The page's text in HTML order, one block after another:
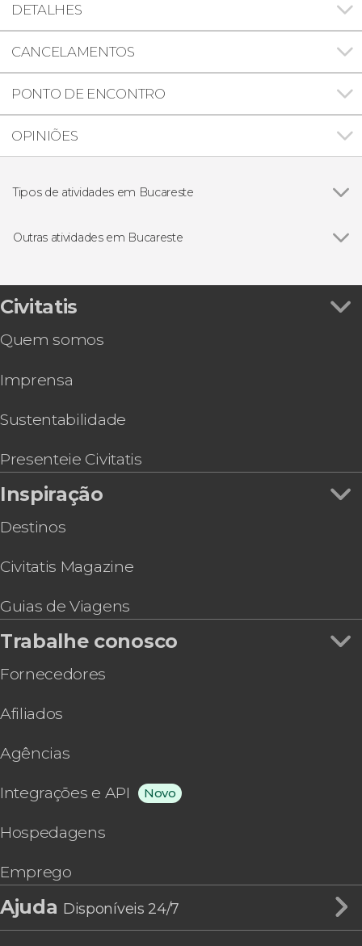
DETALHES
CANCELAMENTOS
PONTO DE ENCONTRO
OPINIÕES
Tipos de atividades em Bucareste
Ingressos
Outras atividades em Bucareste
Ingresso do castelo de Bran
Tour de 2 dias pela Transilvânia
Ingresso do Museu do Comunismo de
Ingressos do Castelo de Peles
Civitatis
Quem somos
Imprensa
Sustentabilidade
Presenteie Civitatis
Inspiração
Destinos
Civitatis Magazine
Guias de Viagens
Trabalhe conosco
Fornecedores
Afiliados
Agências
Integrações e API Novo
Hospedagens
Emprego
Ajuda Disponíveis 24/7